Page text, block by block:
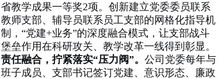
省教学成果一等奖2项。创新建立党委委员联系
教师支部、辅导员联系员工支部的网格化指导机
制， “党建+业务”的深度融合模式，让支部战斗
堡垒作用在科研攻关、教学改革一线得到彰显。
责任融合，拧紧落实“压力阀”。公司党委每年与
班子成员、支部书记签订党建、意识形态、廉政